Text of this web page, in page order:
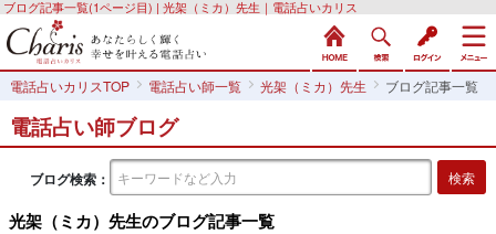
ブログ記事一覧(1ページ目) | 光架（ミカ）先生｜電話占いカリス
電話占いカリスTOP 電話占い師一覧 光架（ミカ）先生 ブログ記事一覧
電話占い師ブログ
ブログ検索：
光架（ミカ）先生のブログ記事一覧